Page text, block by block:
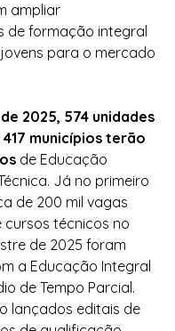
ampliar
de formação integral
para o mercado
2025, 574 unidades
municípios terão
de Educação
Já no primeiro
de 200 mil vagas
cursos técnicos no
de 2025 foram
a Educação Integral
de Tempo Parcial.
lançados editais de